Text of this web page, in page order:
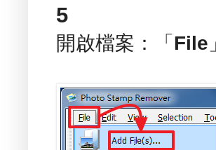
5
開啟檔案：「 File